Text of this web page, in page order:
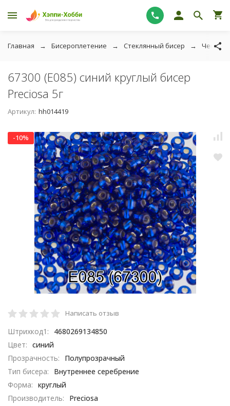
Главная Бисероплетение Стеклянный бисер
67300 (E085) синий круглый бисер
Preciosa 5г
Артикул: hh014419
-10%
Написать отзыв
Штрихкод1:
4680269134850
Цвет: синий
Прозрачность:
Полупрозрачный
Тип бисера:
Внутреннее серебрение
Форма: круглый
Производитель:
Preciosa